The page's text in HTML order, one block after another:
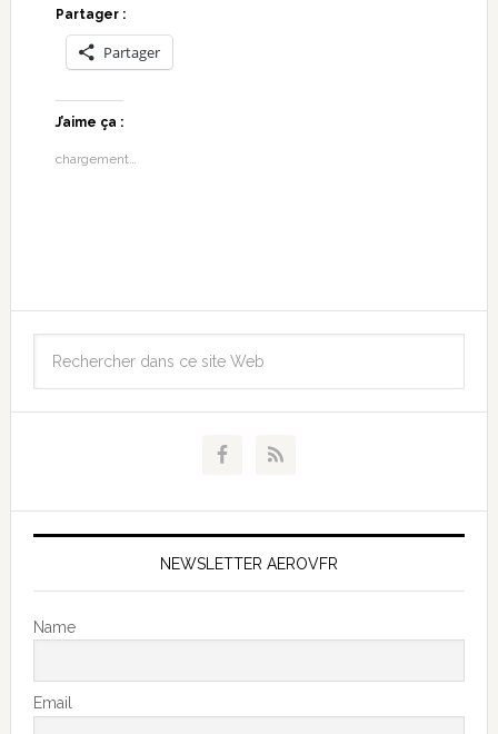
Partager :
Partager
J’aime ça :
chargement…
NEWSLETTER AEROVFR
Name
Email